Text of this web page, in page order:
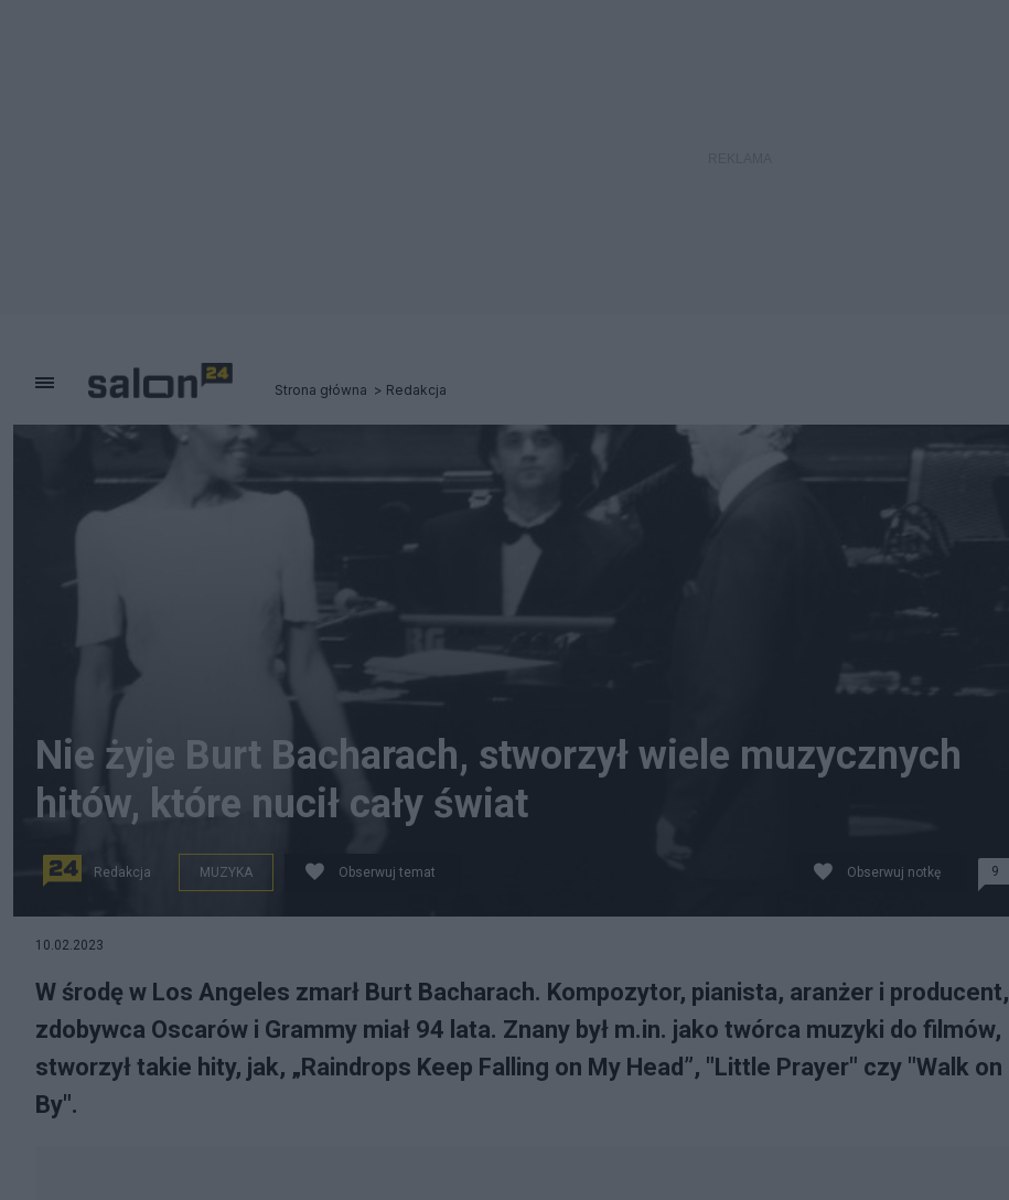
Strona główna Redakcja
Nie żyje Burt Bacharach, stworzył wiele muzycznych
hitów, które nucił cały świat
Redakcja MUZYKA Obserwuj temat Obserwuj notkę 9
10.02.2023
W środę w Los Angeles zmarł Burt Bacharach. Kompozytor, pianista, aranżer i producent,
zdobywca Oscarów i Grammy miał 94 lata. Znany był m.in. jako twórca muzyki do filmów,
stworzył takie hity, jak, „Raindrops Keep Falling on My Head”, "Little Prayer" czy "Walk on
By".